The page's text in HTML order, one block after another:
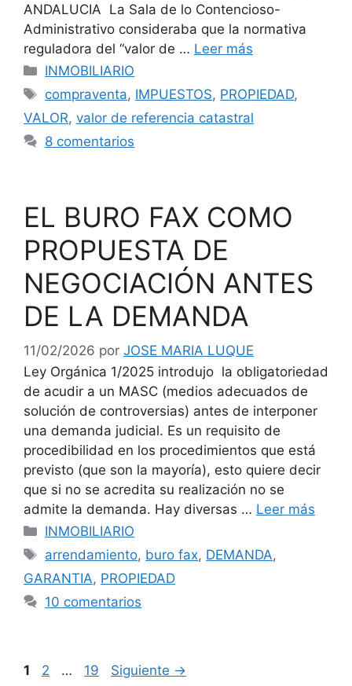
ANDALUCIA La Sala de lo Contencioso-
Administrativo consideraba que la normativa
reguladora del “valor de … Leer más
Categorías
INMOBILIARIO
Etiquetas
compraventa, IMPUESTOS, PROPIEDAD,
VALOR, valor de referencia catastral
8 comentarios
EL BURO FAX COMO
PROPUESTA DE
NEGOCIACIÓN ANTES
DE LA DEMANDA
11/02/2026 por JOSE MARIA LUQUE
Ley Orgánica 1/2025 introdujo la obligatoriedad
de acudir a un MASC (medios adecuados de
solución de controversias) antes de interponer
una demanda judicial. Es un requisito de
procedibilidad en los procedimientos que está
previsto (que son la mayoría), esto quiere decir
que si no se acredita su realización no se
admite la demanda. Hay diversas … Leer más
Categorías
INMOBILIARIO
Etiquetas
arrendamiento, buro fax, DEMANDA,
GARANTIA, PROPIEDAD
10 comentarios
Página
1 Página
2 … Página
19 Siguiente →